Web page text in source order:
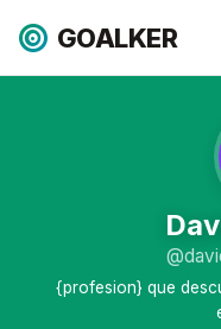
GOALKER
{profesion} que